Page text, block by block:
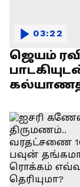
ஜெயம்
03:22